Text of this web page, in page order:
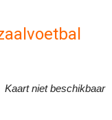
Kaart niet beschikbaar